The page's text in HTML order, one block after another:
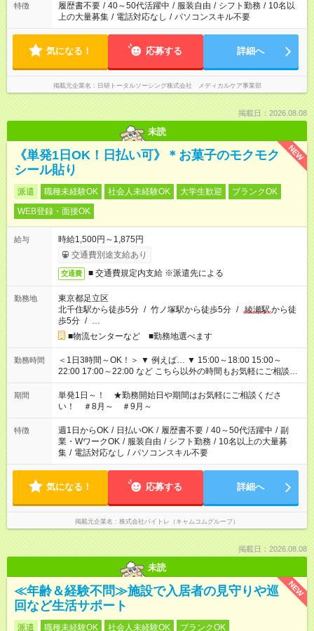
特徴 履歴書不要 / 40～50代活躍中 / 服装自由 / シフト勤務 / 10名以
上の大量募集 / 電話対応なし / パソコンスキル不要
気になる！ 応募する 詳細へ
掲載元企業名 日研トータルソーシング株式会社 メディカルケア事業部
掲載日：2026.08.08
未読
NEW
《単発1日OK！日払い可》＊お菓子のモクモク
シール貼り
派遣 職種未経験OK 社会人未経験OK 大学生歓迎
ブランクOK
WEB登録・面接OK
給与
時給1,500円～1,875円
交通費別途支給あり
交通費 ■ 交通費規定内支給 ※派遣先による
勤務地
東京都足立区
北千住駅から徒歩5分 / 竹ノ塚駅から徒歩5分 / 綾瀬駅から徒
歩5分 / …
■物流センターなど ■勤務地選べます
勤務時間
＜1日3時間～OK！＞ ▼ 例えば… ▼ 15:00～18:00 15:00～
22:00 17:00～22:00 など こちら以外の時間もお気軽にご相談く
ださい！
期間
単発1日～！ ★勤務開始日や期間はお気軽にご相談くださ
い！ ＃8月～ ＃9月～
特徴 週1日からOK / 日払いOK / 履歴書不要 / 40～50代活躍中 / 副
業・WワークOK / 服装自由 / シフト勤務 / 10名以上の大量募
集 / 電話対応なし / パソコンスキル不要
気になる！ 応募する 詳細へ
掲載元企業名 株式会社バイトレ（キャムコムグループ）
掲載日：2026.08.08
未読
NEW
≪年齢＆経験不問≫施設で入居者の見守りや巡
回など生活サポート
派遣 職種未経験OK 社会人未経験OK
ブランクOK